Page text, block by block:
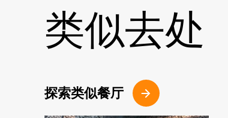
类似去处
探索类似餐厅